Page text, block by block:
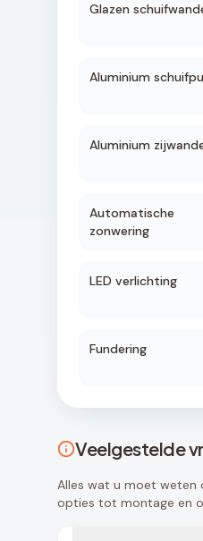
Glazen
Aluminium
Aluminium
Automatische
zonwering
LED verlichting
Fundering
Veelgestelde
Alles wat u moet weten
opties tot montage en